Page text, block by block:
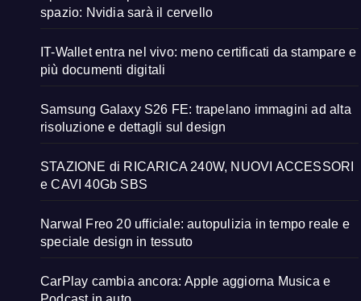
spazio: Nvidia sarà il cervello
IT-Wallet entra nel vivo: meno certificati da stampare e
più documenti digitali
Samsung Galaxy S26 FE: trapelano immagini ad alta
risoluzione e dettagli sul design
STAZIONE di RICARICA 240W, NUOVI ACCESSORI
e CAVI 40Gb SBS
Narwal Freo 20 ufficiale: autopulizia in tempo reale e
speciale design in tessuto
CarPlay cambia ancora: Apple aggiorna Musica e